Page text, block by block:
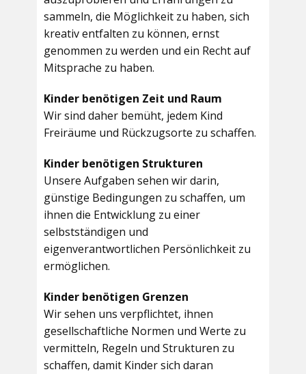
sammeln, die Möglichkeit zu haben, sich
kreativ entfalten zu können, ernst
genommen zu werden und ein Recht auf
Mitsprache zu haben.
Kinder benötigen Zeit und Raum
Wir sind daher bemüht, jedem Kind
Freiräume und Rückzugsorte zu schaffen.
Kinder benötigen Strukturen
Unsere Aufgaben sehen wir darin,
günstige Bedingungen zu schaffen, um
ihnen die Entwicklung zu einer
selbstständigen und
eigenverantwortlichen Persönlichkeit zu
ermöglichen.
Kinder benötigen Grenzen
Wir sehen uns verpflichtet, ihnen
gesellschaftliche Normen und Werte zu
vermitteln, Regeln und Strukturen zu
schaffen, damit Kinder sich daran